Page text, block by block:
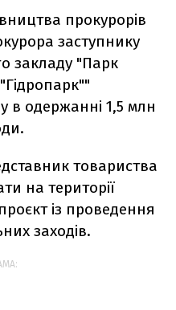
прокурорів
заступнику
закладу "Парк
в одержанні 1,5 млн
товариства
на території
із проведення
заходів.